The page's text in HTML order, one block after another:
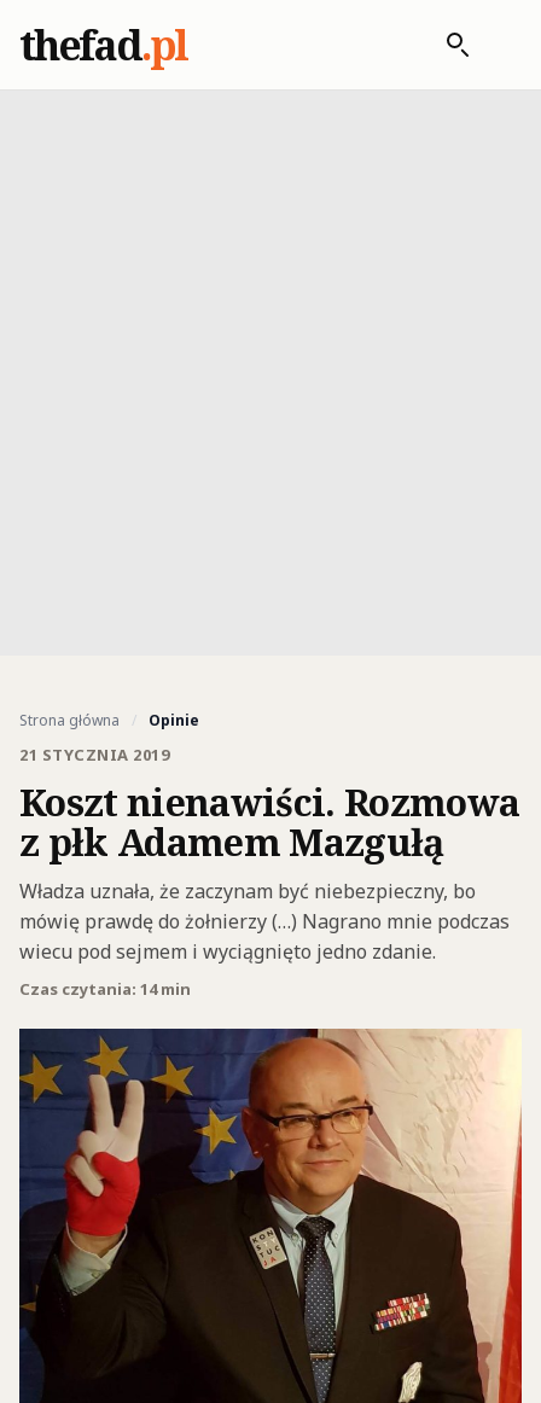
thefad.pl
Strona główna / Opinie
21 STYCZNIA 2019
Koszt nienawiści. Rozmowa
z płk Adamem Mazgułą
Władza uznała, że zaczynam być niebezpieczny, bo
mówię prawdę do żołnierzy (…) Nagrano mnie podczas
wiecu pod sejmem i wyciągnięto jedno zdanie.
Czas czytania: 14 min